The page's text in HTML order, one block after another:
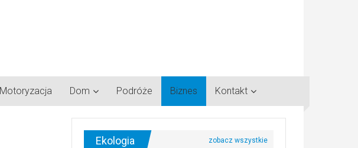
Motoryzacja Dom Podróże Biznes Kontakt
Ekologia